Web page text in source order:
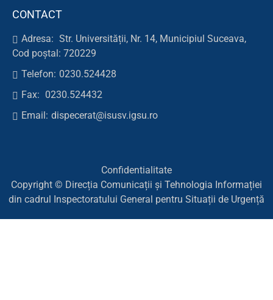
CONTACT
Adresa: Str. Universității, Nr. 14, Municipiul Suceava,
Cod poștal: 720229
Telefon: 0230.524428
Fax: 0230.524432
Email: dispecerat@isusv.igsu.ro
Confidentialitate
Copyright © Direcția Comunicații și Tehnologia Informației
din cadrul Inspectoratului General pentru Situații de Urgență